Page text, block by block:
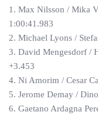
1. Max Nilsson / Mika
1:00:41.983
2. Michael Lyons /
3. David Mengesdorf /
+3.453
4. Ni Amorim / Cesar
5. Jerome Demay /
6. Gaetano Ardagna